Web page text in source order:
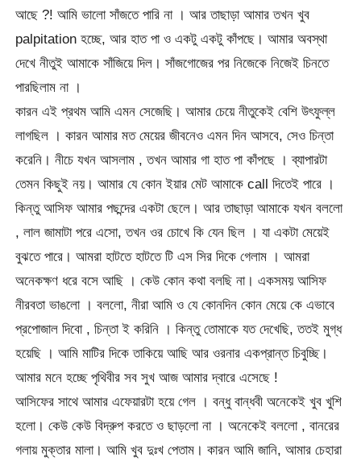
আছে ?! আমি ভালো সাঁজতে পারি না । আর তাছাড়া আমার তখন খুব
palpitation হচ্ছে, আর হাত পা ও একটু একটু কাঁপছে। আমার অবস্থা
দেখে নীতুই আমাকে সাঁজিয়ে দিল। সাঁজগোজের পর নিজেকে নিজেই চিনতে
পারছিলাম না ।
কারন এই প্রথম আমি এমন সেজেছি। আমার চেয়ে নীতুকেই বেশি উৎফুল্ল
লাগছিল । কারন আমার মত মেয়ের জীবনেও এমন দিন আসবে, সেও চিন্তা
করেনি। নীচে যখন আসলাম , তখন আমার গা হাত পা কাঁপছে । ব্যাপারটা
তেমন কিছুই নয়। আমার যে কোন ইয়ার মেট আমাকে call দিতেই পারে ।
কিন্তু আসিফ আমার পছন্দের একটা ছেলে। আর তাছাড়া আমাকে যখন বললো
, লাল জামাটা পরে এসো, তখন ওর চোখে কি যেন ছিল । যা একটা মেয়েই
বুঝতে পারে। আমরা হাটতে হাটতে টি এস সির দিকে গেলাম । আমরা
অনেকক্ষণ ধরে বসে আছি । কেউ কোন কথা বলছি না। একসময় আসিফ
নীরবতা ভাঙলো । বললো, নীরা আমি ও যে কোনদিন কোন মেয়ে কে এভাবে
প্রপোজাল দিবো , চিন্তা ই করিনি । কিন্তু তোমাকে যত দেখেছি, ততই মুগ্ধ
হয়েছি । আমি মাটির দিকে তাকিয়ে আছি আর ওরনার একপ্রান্ত চিবুচ্ছি।
আমার মনে হচ্ছে পৃথিবীর সব সুখ আজ আমার দ্বারে এসেছে !
আসিফের সাথে আমার এফেয়ারটা হয়ে গেল । বন্ধু বান্ধবী অনেকেই খুব খুশি
হলো। কেউ কেউ বিদ্রুপ করতে ও ছাড়লো না । অনেকেই বললো , বানরের
গলায় মুক্তার মালা। আমি খুব দুঃখ পেতাম। কারন আমি জানি, আমার চেহারা